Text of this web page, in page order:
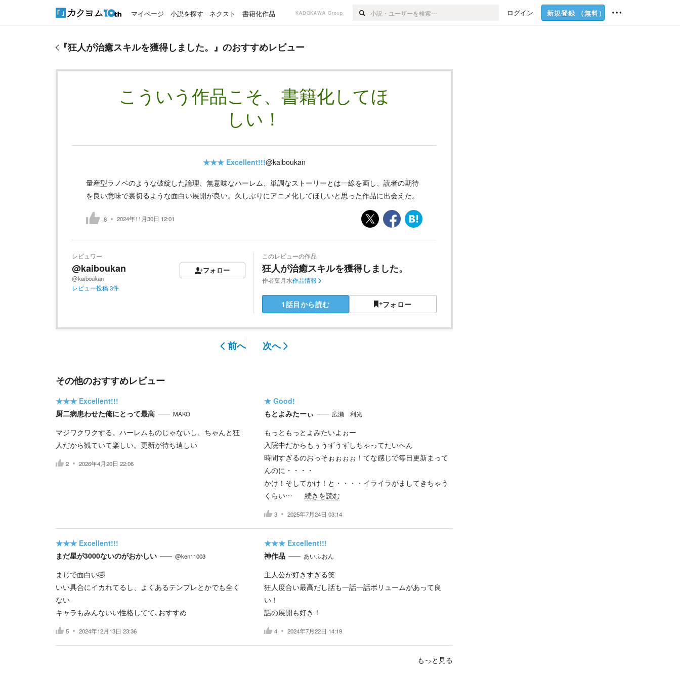
マイページ 小説を探す ネクスト 書籍化作品 KADOKAWA Group ログイン 新規登録 （無料）
『狂人が治癒スキルを獲得しました。 』のおすすめレビュー
こういう作品こそ、書籍化してほ
しい！
★★★ Excellent!!!@kaiboukan
量産型ラノベのような破綻した論理、無意味なハーレム、単調なストーリーとは一線を画し、読者の期待
を良い意味で裏切るような面白い展開が良い。久しぶりにアニメ化してほしいと思った作品に出会えた。
8 2024年11月30日 12:01
レビュワー
@kaiboukan
@kaiboukan
フォロー
レビュー投稿3件
このレビューの作品
狂人が治癒スキルを獲得しました。
作者葉月水作品情報
1話目から読む フォロー
前へ 次へ
その他のおすすめレビュー
★★★ Excellent!!!
厨二病患わせた俺にとって最高
MAKO
マジワクワクする。ハーレムものじゃないし、ちゃんと狂
人だから観ていて楽しい。更新が待ち遠しい
2 2026年4月20日 22:06
★ Good!
もとよみたーぃ
広瀬 利光
もっともっとよみたいよぉー
入院中だからもぅうずうずしちゃってたいへん
時間すぎるのおっそぉぉぉぉ！てな感じで毎日更新まって
んのに・・・・
かけ！そしてかけ！と・・・・イライラがましてきちゃう
くらい…
続きを読む
3 2025年7月24日 03:14
★★★ Excellent!!!
まだ星が3000ないのがおかしい
@ken11003
まじで面白い🤣
いい具合にイカれてるし、よくあるテンプレとかでも全く
ない
キャラもみんないい性格してて､おすすめ
5 2024年12月13日 23:36
★★★ Excellent!!!
神作品
あいふおん
主人公が好きすぎる笑
狂人度合い最高だし話も一話一話ボリュームがあって良
い！
話の展開も好き！
4 2024年7月22日 14:19
もっと見る